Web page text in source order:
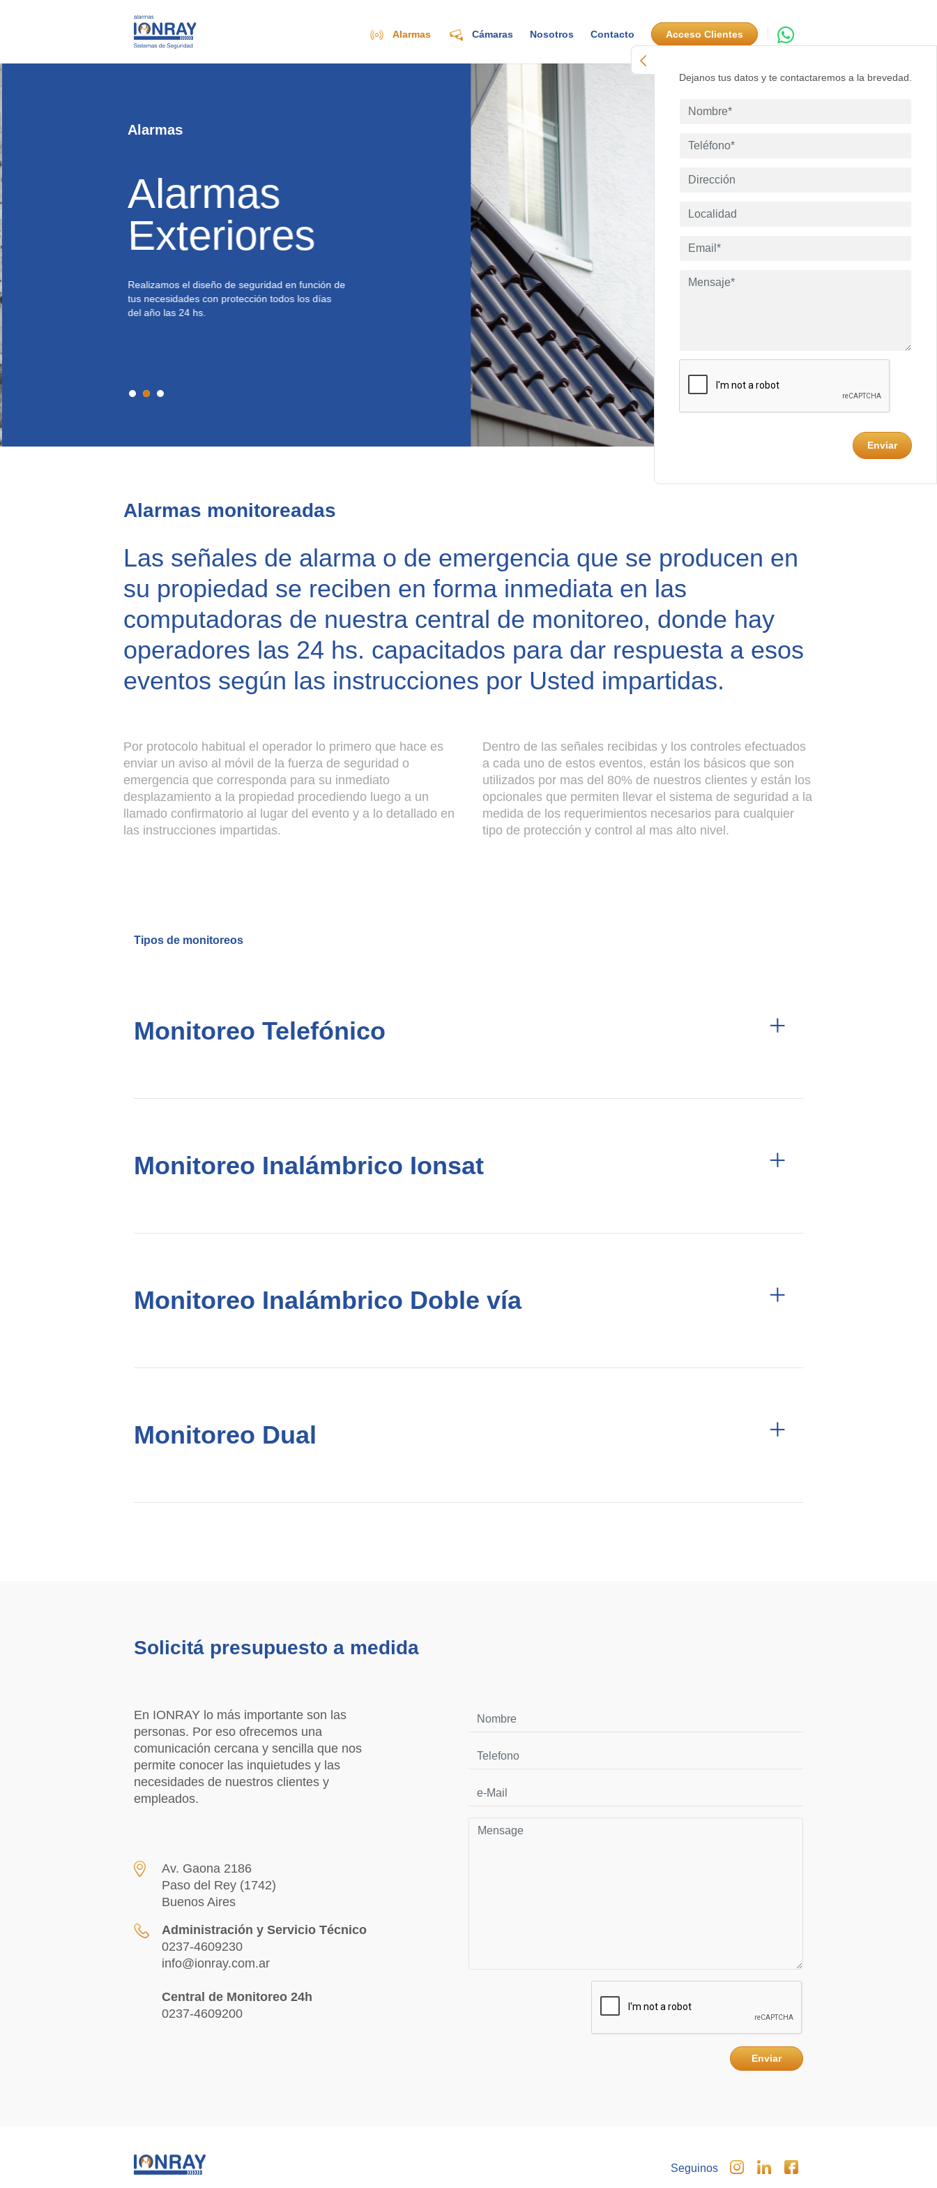
Alarmas Cámaras Nosotros Contacto Acceso Clientes
Alarmas
Alarmas
Exteriores
Realizamos el diseño de seguridad en función de
tus necesidades con protección todos los días
del año las 24 hs.
Dejanos tus datos y te contactaremos a la brevedad.
Enviar
Alarmas monitoreadas
Las señales de alarma o de emergencia que se producen en
su propiedad se reciben en forma inmediata en las
computadoras de nuestra central de monitoreo, donde hay
operadores las 24 hs. capacitados para dar respuesta a esos
eventos según las instrucciones por Usted impartidas.
Por protocolo habitual el operador lo primero que hace es
enviar un aviso al móvil de la fuerza de seguridad o
emergencia que corresponda para su inmediato
desplazamiento a la propiedad procediendo luego a un
llamado confirmatorio al lugar del evento y a lo detallado en
las instrucciones impartidas.
Dentro de las señales recibidas y los controles efectuados
a cada uno de estos eventos, están los básicos que son
utilizados por mas del 80% de nuestros clientes y están los
opcionales que permiten llevar el sistema de seguridad a la
medida de los requerimientos necesarios para cualquier
tipo de protección y control al mas alto nivel.
Tipos de monitoreos
Monitoreo Telefónico
Monitoreo Inalámbrico Ionsat
Monitoreo Inalámbrico Doble vía
Monitoreo Dual
Solicitá presupuesto a medida
En IONRAY lo más importante son las
personas. Por eso ofrecemos una
comunicación cercana y sencilla que nos
permite conocer las inquietudes y las
necesidades de nuestros clientes y
empleados.
Av. Gaona 2186
Paso del Rey (1742)
Buenos Aires
Administración y Servicio Técnico
0237-4609230
info@ionray.com.ar
Central de Monitoreo 24h
0237-4609200
Enviar
Seguinos